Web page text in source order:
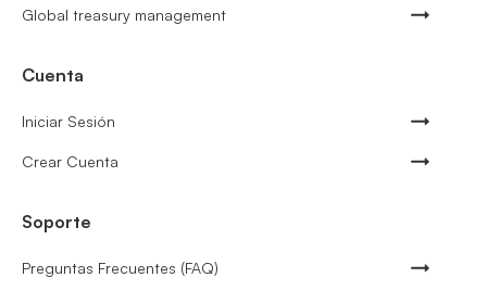
Global treasury management
Cuenta
Iniciar Sesión
Crear Cuenta
Soporte
Preguntas Frecuentes (FAQ)